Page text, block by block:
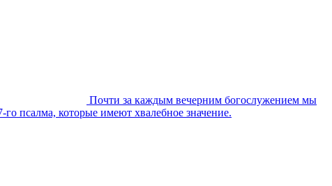
Почти за каждым вечерним богослужением мы
псалма, которые имеют хвалебное значение.